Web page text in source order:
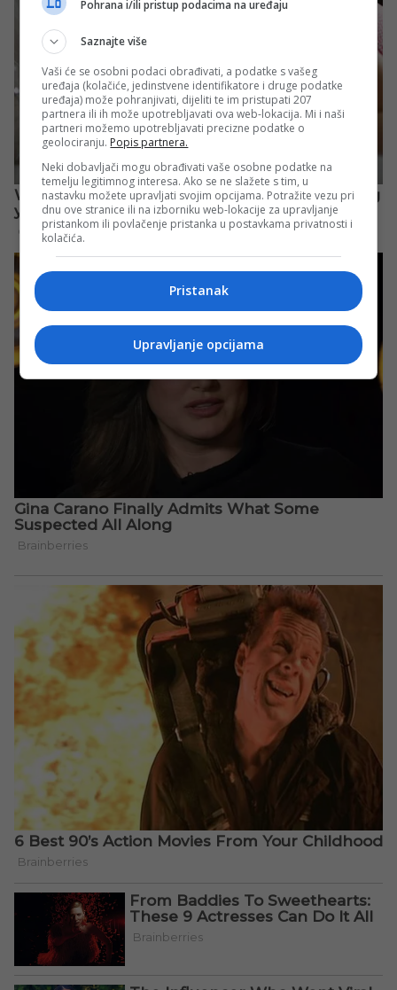
Pohrana i/ili pristup podacima na uređaju
Saznajte više
Vaši će se osobni podaci obrađivati, a podatke s vašeg
uređaja (kolačiće, jedinstvene identifikatore i druge podatke
uređaja) može pohranjivati, dijeliti te im pristupati 207
partnera ili ih može upotrebljavati ova web-lokacija. Mi i naši
partneri možemo upotrebljavati precizne podatke o
geolociranju. Popis partnera.
Neki dobavljači mogu obrađivati vaše osobne podatke na
temelju legitimnog interesa. Ako se ne slažete s tim, u
nastavku možete upravljati svojim opcijama. Potražite vezu pri
dnu ove stranice ili na izborniku web-lokacije za upravljanje
pristankom ili povlačenje pristanka u postavkama privatnosti i
kolačića.
Pristanak
Upravljanje opcijama